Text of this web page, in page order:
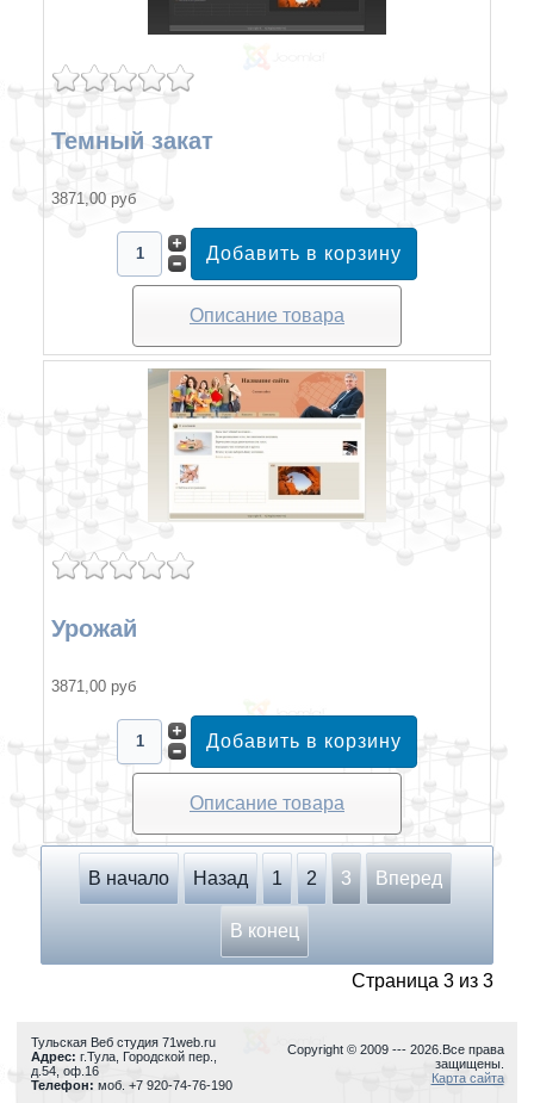
Темный закат
3871,00 руб
Описание товара
Урожай
3871,00 руб
Описание товара
В начало Назад 1 2 3 Вперед
В конец
Страница 3 из 3
Тульская Веб студия 71web.ru
Адрес: г.Тула, Городской пер.,
д.54, оф.16
Телефон: моб. +7 920-74-76-190
Copyright © 2009 --- 2026.Все права
защищены.
Карта сайта